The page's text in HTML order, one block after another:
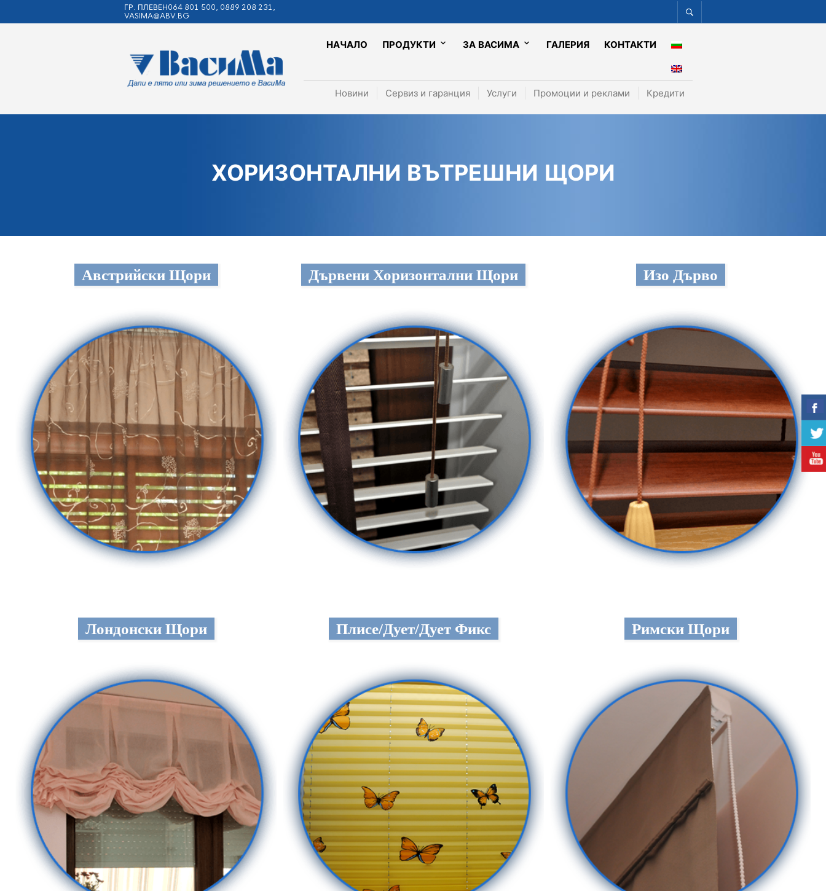
ГР. ПЛЕВЕН064 801 500, 0889 208 231,
VASIMA@ABV.BG
НАЧАЛО ПРОДУКТИ ЗА ВАСИМА ГАЛЕРИЯ КОНТАКТИ
Новини Сервиз и гаранция Услуги Промоции и реклами Кредити
ХОРИЗОНТАЛНИ ВЪТРЕШНИ ЩОРИ
Австрийски Щори Дървени Хоризонтални Щори Изо Дърво
Лондонски Щори Плисе/Дует/Дует Фикс Римски Щори